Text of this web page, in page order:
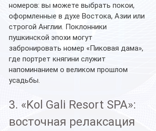
номеров: вы можете выбрать покои,
оформленные в духе Востока, Азии или
строгой Англии. Поклонники
пушкинской эпохи могут
забронировать номер «Пиковая дама»,
где портрет княгини служит
напоминанием о великом прошлом
усадьбы.
3. «Kol Gali Resort SPA»:
восточная релаксация